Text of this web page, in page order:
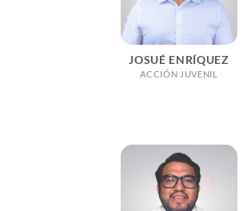
JOSUÉ ENRÍQUEZ
ACCIÓN JUVENIL